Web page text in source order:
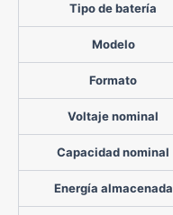
Tipo de batería
Modelo
Formato
Voltaje nominal
Capacidad nominal
Energía almacenada